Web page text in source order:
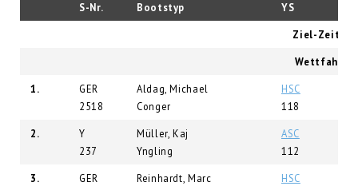
S-Nr.
Bootstyp
YS
Ziel-Zeit YS
Wettfahrt-
1.
GER
2518
Aldag, Michael
Conger
HSC
118
2.
Y
237
Müller, Kaj
Yngling
ASC
112
3.
GER
Reinhardt, Marc
HSC